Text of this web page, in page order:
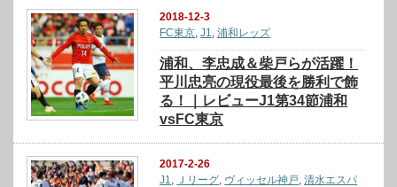
2018-12-3
FC東京,J1,浦和レッズ
浦和、李忠成＆柴戸らが活躍！
平川忠亮の現役最後を勝利で飾
る！｜レビューJ1第34節浦和
vsFC東京
2017-2-26
J1, Ｊリーグ, ヴィッセル神戸,清水エスパ